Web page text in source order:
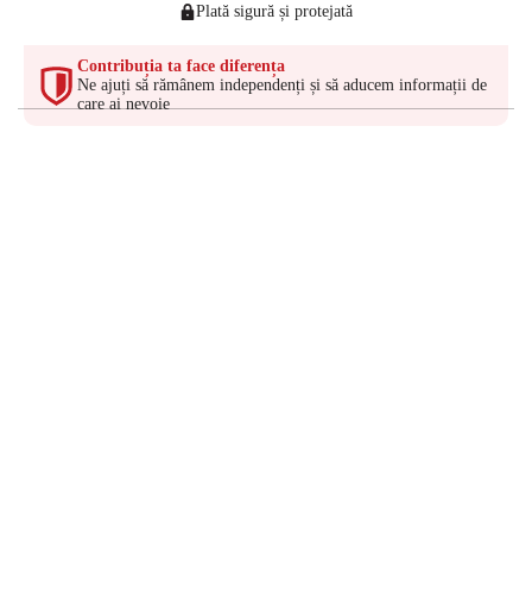
Plată sigură și protejată
Contribuția ta face diferența
Ne ajuți să rămânem independenți și să aducem informații de
care ai nevoie